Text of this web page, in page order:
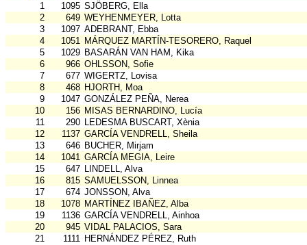
1
1095 SJÖBERG, Ella
2
649 WEYHENMEYER, Lotta
3
1097 ADEBRANT, Ebba
4
1051 MÁRQUEZ MARTÍN-TESORERO, Raquel
5
1029 BASARÁN VAN HAM, Kika
6
966 OHLSSON, Sofie
7
677 WIGERTZ, Lovisa
8
468 HJORTH, Moa
9
1047 GONZÁLEZ PEÑA, Nerea
10
156 MISAS BERNARDINO, Lucía
11
290 LEDESMA BUSCART, Xènia
12
1137 GARCÍA VENDRELL, Sheila
13
646 BUCHER, Mirjam
14
1041 GARCÍA MEGIA, Leire
15
647 LINDELL, Alva
16
815 SAMUELSSON, Linnea
17
674 JONSSON, Alva
18
1078 MARTÍNEZ IBAÑEZ, Alba
19
1136 GARCÍA VENDRELL, Ainhoa
20
945 VIDAL PALACIOS, Sara
21
1111 HERNÁNDEZ PÉREZ, Ruth